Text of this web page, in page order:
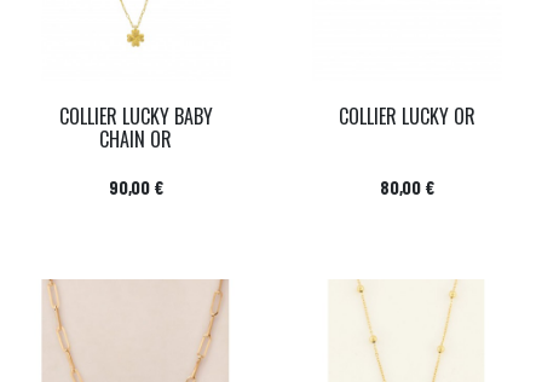
COLLIER LUCKY BABY
CHAIN OR
Prix
90,00 €
COLLIER LUCKY OR
Prix
80,00 €